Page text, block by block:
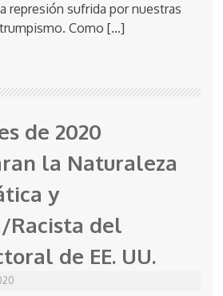
represión sufrida por nuestras
Como […]
de 2020
la Naturaleza
y
Racista del
de EE. UU.